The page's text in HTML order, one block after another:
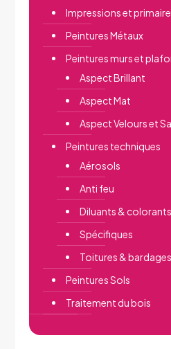
Impressions et
Peintures Métaux
Peintures murs et
Aspect Brillant
Aspect Mat
Aspect Velours et
Peintures techniques
Aérosols
Anti feu
Diluants & colorants
Spécifiques
Toitures & bardages
Peintures Sols
Traitement du bois